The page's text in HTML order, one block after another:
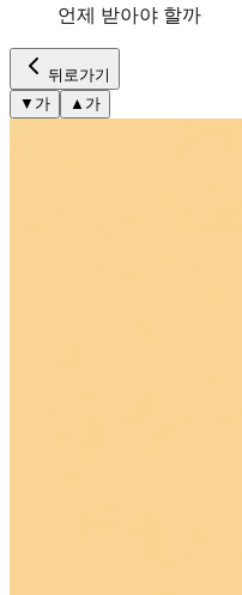
언제 받아야 할까
뒤로가기
▼ 가 ▲ 가